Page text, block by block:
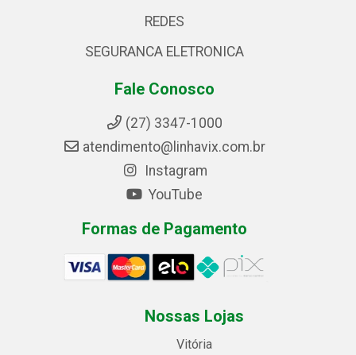
REDES
SEGURANCA ELETRONICA
Fale Conosco
(27) 3347-1000
atendimento@linhavix.com.br
Instagram
YouTube
Formas de Pagamento
Nossas Lojas
Vitória